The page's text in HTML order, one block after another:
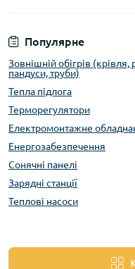
Популярне
Зовнішній обігрів (крівля,
пандуси, труби)
Тепла підлога
Терморегулятори
Електромонтажне
Енергозабезпечення
Сонячні панелі
Зарядні станції
Теплові насоси